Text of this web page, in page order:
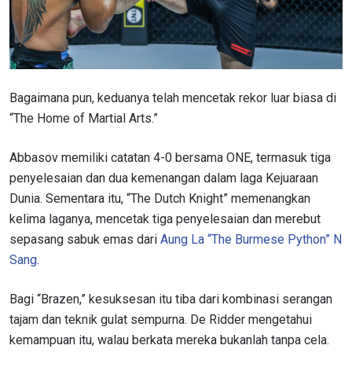
Bagaimana pun, keduanya telah mencetak rekor luar biasa di
“The Home of Martial Arts.”
Abbasov memiliki catatan 4-0 bersama ONE, termasuk tiga
penyelesaian dan dua kemenangan dalam laga Kejuaraan
Dunia. Sementara itu, “The Dutch Knight” memenangkan
kelima laganya, mencetak tiga penyelesaian dan merebut
sepasang sabuk emas dari Aung La “The Burmese Python” N
Sang.
Bagi “Brazen,” kesuksesan itu tiba dari kombinasi serangan
tajam dan teknik gulat sempurna. De Ridder mengetahui
kemampuan itu, walau berkata mereka bukanlah tanpa cela.